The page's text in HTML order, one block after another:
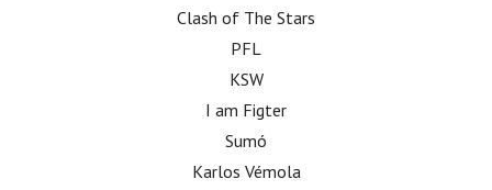
Clash of The Stars
PFL
KSW
I am Figter
Sumó
Karlos Vémola